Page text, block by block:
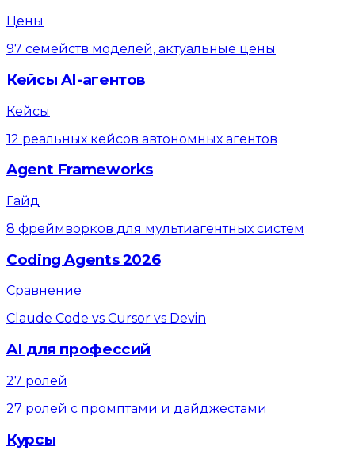
Цены
97 семейств моделей, актуальные цены
Кейсы AI-агентов
Кейсы
12 реальных кейсов автономных агентов
Agent Frameworks
Гайд
8 фреймворков для мультиагентных систем
Coding Agents 2026
Сравнение
Claude Code vs Cursor vs Devin
AI для профессий
27 ролей
27 ролей с промптами и дайджестами
Курсы